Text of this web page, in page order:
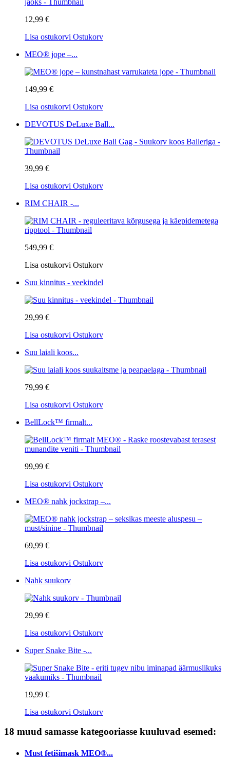
12,99 €
Lisa ostukorvi Ostukorv
MEO® jope –...
149,99 €
Lisa ostukorvi Ostukorv
DEVOTUS DeLuxe Ball...
39,99 €
Lisa ostukorvi Ostukorv
RIM CHAIR -...
549,99 €
Lisa ostukorvi Ostukorv
Suu kinnitus - veekindel
29,99 €
Lisa ostukorvi Ostukorv
Suu laiali koos...
79,99 €
Lisa ostukorvi Ostukorv
BellLock™ firmalt...
99,99 €
Lisa ostukorvi Ostukorv
MEO® nahk jockstrap –...
69,99 €
Lisa ostukorvi Ostukorv
Nahk suukorv
29,99 €
Lisa ostukorvi Ostukorv
Super Snake Bite -...
19,99 €
Lisa ostukorvi Ostukorv
18 muud samasse kategooriasse kuuluvad esemed:
Must fetišimask MEO®...